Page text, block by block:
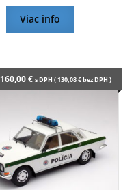
Viac info
160,00€ s DPH (130,08€bez DPH )